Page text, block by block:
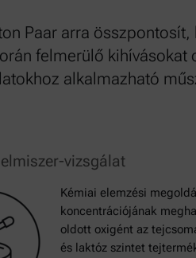
Paar arra
felmerülő kihívásokat
alkalmazható
vizsgálat
Kémiai elemzési
koncentrációjának
oldott oxigént az
és laktóz szintet